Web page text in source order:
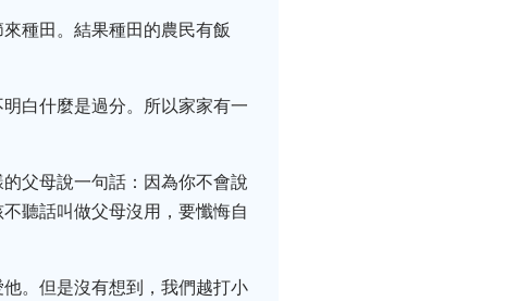
種田。結果種田的農民有飯
白什麼是過分。所以家家有一
父母說一句話：因為你不會說
聽話叫做父母沒用，要懺悔自
。但是沒有想到，我們越打小